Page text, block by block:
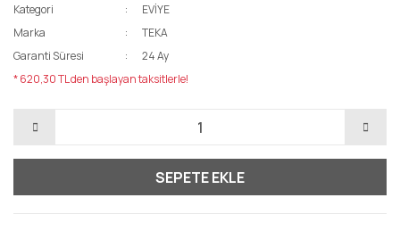
Kategori
EVİYE
Marka
TEKA
Garanti Süresi
24 Ay
* 620,30 TL den başlayan taksitlerle!
SEPETE EKLE